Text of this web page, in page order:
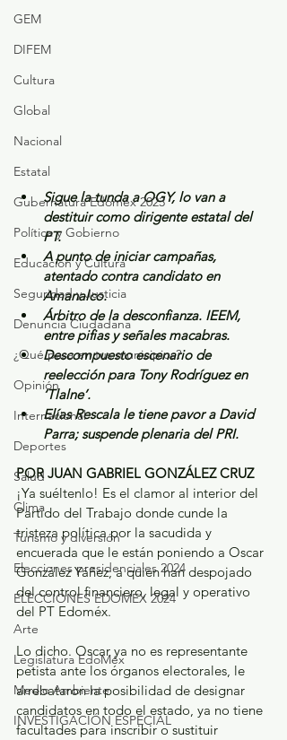
GEM
DIFEM
Cultura
Global
Nacional
Estatal
Gubernatura Edoméx 2023
Política y Gobierno
Educación y Cultura
Seguridad y Justicia
Denuncia Ciudadana
¿Qué pasa en tus municipios?
Opinión
Internacional
Deportes
Salud
Clima
Turismo y diversión
Elecciones presidenciales 2024
ELECCIONES EDOMEX 2024
Arte
Legislatura EdoMéx
Medio Ambiente
INVESTIGACIÓN ESPECIAL
Sigue la tunda a OGY, lo van a
destituir como dirigente estatal del
PT.
A punto de iniciar campañas,
atentado contra candidato en
Amanalco.
Árbitro de la desconfianza. IEEM,
entre pifias y señales macabras.
Descompuesto escenario de
reelección para Tony Rodríguez en
‘Tlalne’.
Elías Rescala le tiene pavor a David
Parra; suspende plenaria del PRI.
POR JUAN GABRIEL GONZÁLEZ CRUZ
¡Ya suéltenlo! Es el clamor al interior del
Partido del Trabajo donde cunde la
tristeza política por la sacudida y
encuerada que le están poniendo a Oscar
González Yáñez, a quien han despojado
del control financiero, legal y operativo
del PT Edoméx.
Lo dicho. Oscar ya no es representante
petista ante los órganos electorales, le
arrebataron la posibilidad de designar
candidatos en todo el estado, ya no tiene
facultades para inscribir o sustituir